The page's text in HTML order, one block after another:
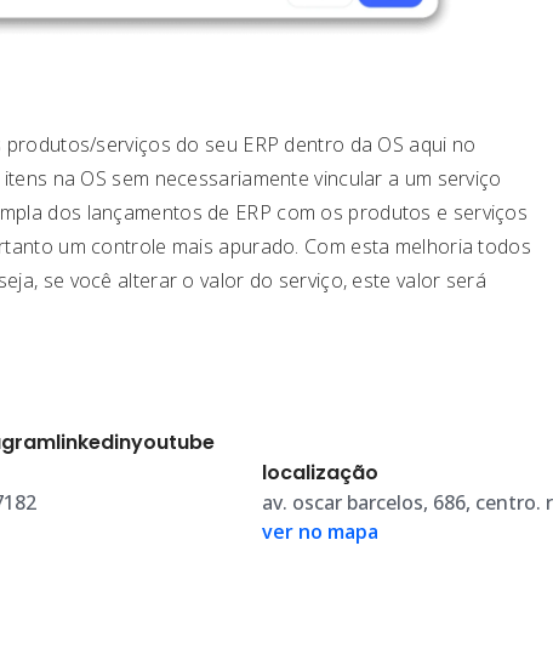
serviços do seu ERP dentro da OS aqui no
na OS sem necessariamente vincular a um serviço
dos lançamentos de ERP com os produtos e serviços
um controle mais apurado. Com esta melhoria todos
se você alterar o valor do serviço, este valor será
linkedinyoutube
localização
av. oscar barcelos, 686, centro.
ver no mapa